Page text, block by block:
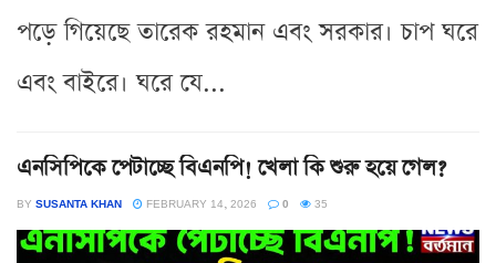
পড়ে গিয়েছে তারেক রহমান এবং সরকার। চাপ ঘরে
এবং বাইরে। ঘরে যে...
এনসিপিকে পেটাচ্ছে বিএনপি! খেলা কি শুরু হয়ে গেল?
BY SUSANTA KHAN FEBRUARY 14, 2026 0 35